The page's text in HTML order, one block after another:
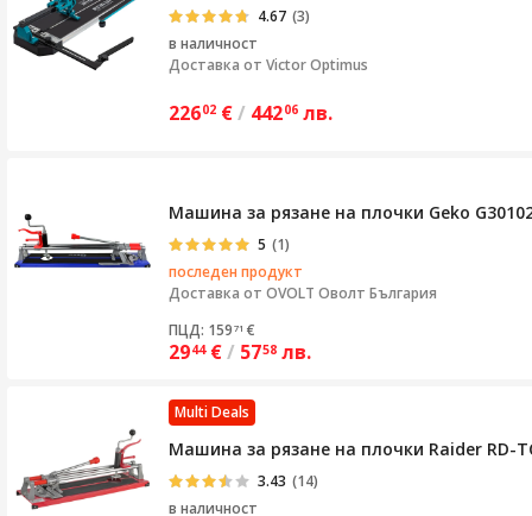
4.67 (3)
в наличност
Доставка от Victor Optimus
22602 €/ 44206 лв.
Машина за рязане на плочки Geko
5 (1)
последен продукт
Доставка от OVOLT Оволт България
ПЦД: 159 71 €
2944 €/ 5758 лв.
Multi Deals
Машина за рязане на плочки Raider RD-
3.43 (14)
в наличност